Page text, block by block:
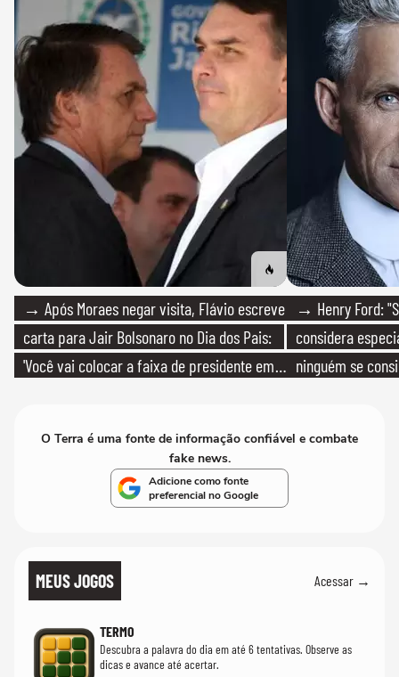
→ Após Moraes negar visita, Flávio escreve
carta para Jair Bolsonaro no Dia dos Pais:
'Você vai colocar a faixa de presidente em
→ Henry Ford:
considera
ninguém se
O Terra é uma fonte de informação confiável e combate
fake news.
Adicione como fonte
preferencial no Google
MEUS JOGOS Acessar →
TERMO
Descubra a palavra do dia em até 6 tentativas. Observe as
dicas e avance até acertar.